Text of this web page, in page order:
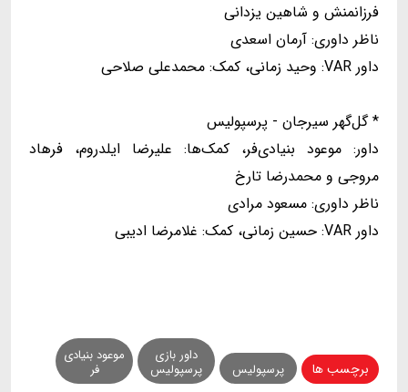
فرزانمنش و شاهین یزدانی
ناظر داوری: آرمان اسعدی
داور VAR: وحید زمانی، کمک: محمدعلی صلاحی
* گل‌گهر سیرجان - پرسپولیس
داور: موعود بنیادی‌فر، کمک‌ها: علیرضا ایلدروم، فرهاد
مروجی و محمدرضا تارخ
ناظر داوری: مسعود مرادی
داور VAR: حسین زمانی، کمک: غلامرضا ادیبی
برچسب ها پرسپولیس
داور بازی
پرسپولیس
موعود بنیادی
فر